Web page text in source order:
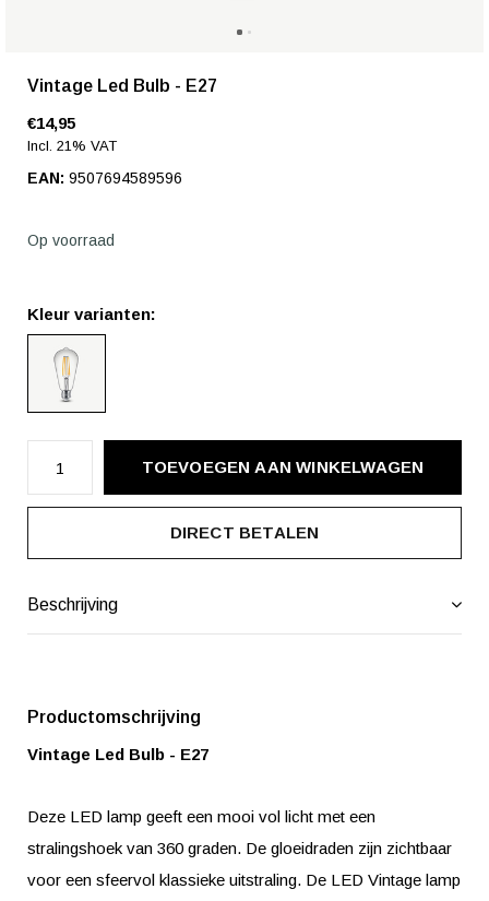
Vintage Led Bulb - E27
€14,95
Incl. 21% VAT
EAN: 9507694589596
Op voorraad
Kleur varianten:
TOEVOEGEN AAN WINKELWAGEN
DIRECT BETALEN
Beschrijving
Productomschrijving
Vintage Led Bulb - E27
Deze LED lamp geeft een mooi vol licht met een
stralingshoek van 360 graden. De gloeidraden zijn zichtbaar
voor een sfeervol klassieke uitstraling. De LED Vintage lamp